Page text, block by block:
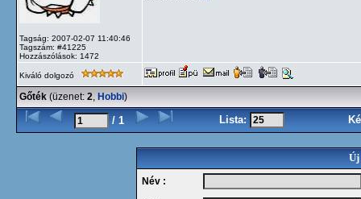
Tagság: 2007-02-07 11:40:46
Tagszám: #41225
Hozzászólások: 1472
Kiváló dolgozó
Gőték (üzenet: 2, Hobbi)
/ 1 Lista:
Új
Név :